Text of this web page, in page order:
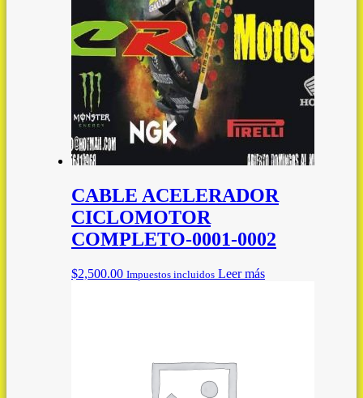
CABLE ACELERADOR
CICLOMOTOR
COMPLETO-0001-0002
$2,500.00 Impuestos incluidos Leer más